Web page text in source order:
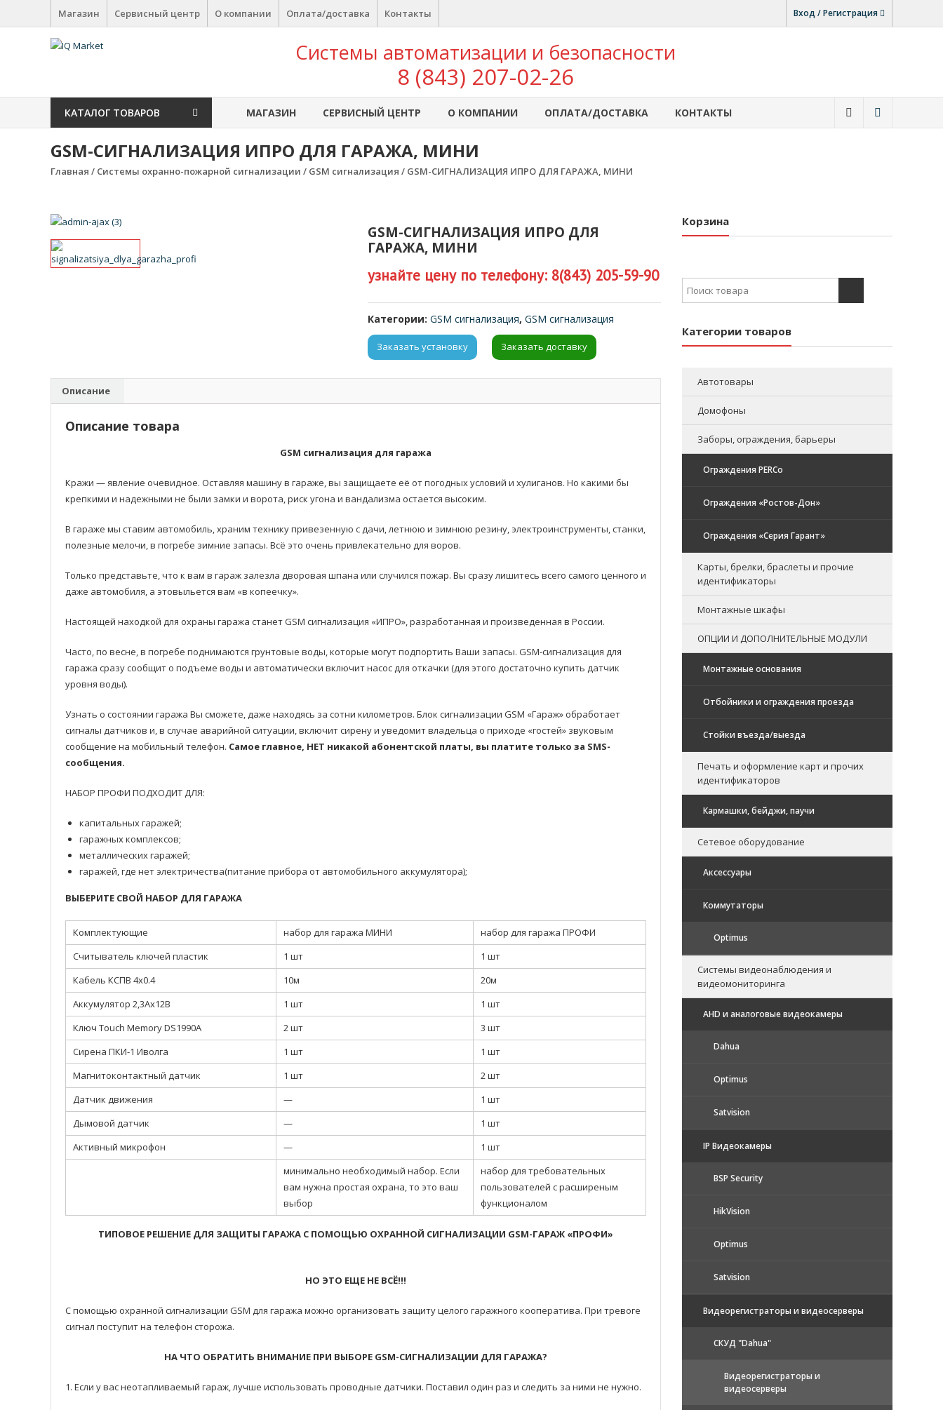
Перейти к содержимому
Магазин Сервисный центр О компании Оплата/доставка Контакты Вход / Регистрация
IQ Market Системы автоматизации и безопасности
8 (843) 207-02-26
КАТАЛОГ ТОВАРОВ МАГАЗИН СЕРВИСНЫЙ ЦЕНТР О КОМПАНИИ ОПЛАТА/ДОСТАВКА КОНТАКТЫ
GSM-СИГНАЛИЗАЦИЯ ИПРО ДЛЯ ГАРАЖА, МИНИ
Главная / Системы охранно-пожарной сигнализации / GSM сигнализация / GSM-СИГНАЛИЗАЦИЯ ИПРО ДЛЯ ГАРАЖА, МИНИ
GSM-СИГНАЛИЗАЦИЯ ИПРО ДЛЯ
ГАРАЖА, МИНИ
узнайте цену по телефону: 8(843) 205-59-90
Категории:GSM сигнализация,GSM сигнализация
Заказать установку Заказать доставку
Описание
Описание товара
GSM сигнализация для гаража
Кражи — явление очевидное. Оставляя машину в гараже, вы защищаете её от погодных условий и хулиганов. Но какими бы
крепкими и надежными не были замки и ворота, риск угона и вандализма остается высоким.
В гараже мы ставим автомобиль, храним технику привезенную с дачи, летнюю и зимнюю резину, электроинструменты, станки,
полезные мелочи, в погребе зимние запасы. Всё это очень привлекательно для воров.
Только представьте, что к вам в гараж залезла дворовая шпана или случился пожар. Вы сразу лишитесь всего самого ценного и
даже автомобиля, а этовыльется вам «в копеечку».
Настоящей находкой для охраны гаража станет GSM сигнализация «ИПРО», разработанная и произведенная в России.
Часто, по весне, в погребе поднимаются грунтовые воды, которые могут подпортить Ваши запасы. GSM-сигнализация для
гаража сразу сообщит о подъеме воды и автоматически включит насос для откачки (для этого достаточно купить датчик
уровня воды).
Узнать о состоянии гаража Вы сможете, даже находясь за сотни километров. Блок сигнализации GSM «Гараж» обработает
сигналы датчиков и, в случае аварийной ситуации, включит сирену и уведомит владельца о приходе «гостей» звуковым
сообщение на мобильный телефон. Самое главное, НЕТ никакой абонентской платы, вы платите только за SMS-
сообщения.
НАБОР ПРОФИ ПОДХОДИТ ДЛЯ:
капитальных гаражей;
гаражных комплексов;
металлических гаражей;
гаражей, где нет электричества(питание прибора от автомобильного аккумулятора);
ВЫБЕРИТЕ СВОЙ НАБОР ДЛЯ ГАРАЖА
Комплектующие набор для гаража МИНИ
набор для гаража ПРОФИ
Считыватель ключей пластик
1 шт
1 шт
Кабель КСПВ 4х0.4
10м
20м
Аккумулятор 2,3Ах12В
1 шт
1 шт
Ключ Touch Memory DS1990A
2 шт
3 шт
Сирена ПКИ-1 Иволга
1 шт
1 шт
Магнитоконтактный датчик
1 шт
2 шт
Датчик движения
—
1 шт
Дымовой датчик
—
1 шт
Активный микрофон
—
1 шт
минимально необходимый набор. Если
вам нужна простая охрана, то это ваш
выбор
набор для требовательных
пользователей с расширеным
функционалом
ТИПОВОЕ РЕШЕНИЕ ДЛЯ ЗАЩИТЫ ГАРАЖА С ПОМОЩЬЮ ОХРАННОЙ СИГНАЛИЗАЦИИ GSM-ГАРАЖ «ПРОФИ»
НО ЭТО ЕЩЕ НЕ ВСЁ!!!
С помощью охранной сигнализации GSM для гаража можно организовать защиту целого гаражного кооператива. При тревоге
сигнал поступит на телефон сторожа.
НА ЧТО ОБРАТИТЬ ВНИМАНИЕ ПРИ ВЫБОРЕ GSM-СИГНАЛИЗАЦИИ ДЛЯ ГАРАЖА?
1. Если у вас неотапливаемый гараж, лучше использовать проводные датчики. Поставил один раз и следить за ними не нужно.
Корзина
Search for:
Категории товаров
Автотовары
Домофоны
Заборы, ограждения, барьеры
Ограждения PERCo
Ограждения «Ростов-Дон»
Ограждения «Серия Гарант»
Карты, брелки, браслеты и прочие
идентификаторы
Монтажные шкафы
ОПЦИИ И ДОПОЛНИТЕЛЬНЫЕ МОДУЛИ
Монтажные основания
Отбойники и ограждения проезда
Стойки въезда/выезда
Печать и оформление карт и прочих
идентификаторов
Кармашки, бейджи, паучи
Сетевое оборудование
Аксессуары
Коммутаторы
Optimus
Системы видеонаблюдения и
видеомониторинга
AHD и аналоговые видеокамеры
Dahua
Optimus
Satvision
IP Видеокамеры
BSP Security
HikVision
Optimus
Satvision
Видеорегистраторы и видеосерверы
CКУД "Dahua"
Видеорегистраторы и
видеосерверы